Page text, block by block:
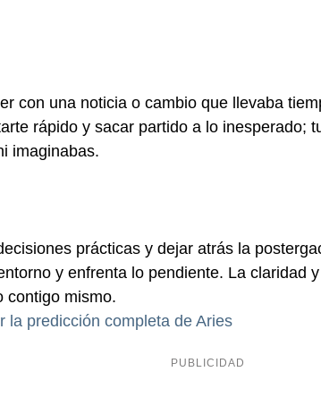
con una noticia o cambio que llevaba
rápido y sacar partido a lo inesperado;
imaginabas.
prácticas y dejar atrás la
y enfrenta lo pendiente. La claridad
contigo mismo.
la predicción completa de Aries